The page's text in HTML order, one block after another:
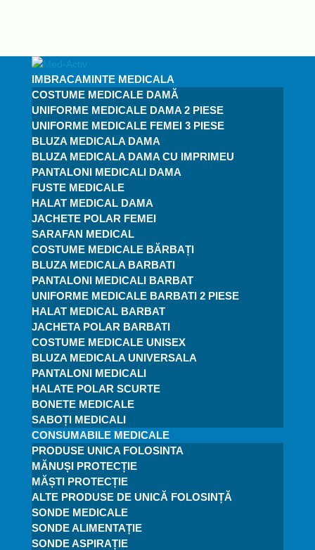
IMBRACAMINTE MEDICALA
COSTUME MEDICALE DAMĂ
UNIFORME MEDICALE DAMA 2 PIESE
UNIFORME MEDICALE FEMEI 3 PIESE
BLUZA MEDICALA DAMA
BLUZA MEDICALA DAMA CU IMPRIMEU
PANTALONI MEDICALI DAMA
FUSTE MEDICALE
HALAT MEDICAL DAMA
JACHETE POLAR FEMEI
SARAFAN MEDICAL
COSTUME MEDICALE BĂRBAȚI
BLUZA MEDICALA BARBATI
PANTALONI MEDICALI BARBAT
UNIFORME MEDICALE BARBATI 2 PIESE
HALAT MEDICAL BARBAT
JACHETA POLAR BARBATI
COSTUME MEDICALE UNISEX
BLUZA MEDICALA UNIVERSALA
PANTALONI MEDICALI
HALATE POLAR SCURTE
BONETE MEDICALE
SABOȚI MEDICALI
CONSUMABILE MEDICALE
PRODUSE UNICA FOLOSINTA
MĂNUȘI PROTECȚIE
MĂȘTI PROTECȚIE
ALTE PRODUSE DE UNICĂ FOLOSINȚĂ
SONDE MEDICALE
SONDE ALIMENTAȚIE
SONDE ASPIRAȚIE